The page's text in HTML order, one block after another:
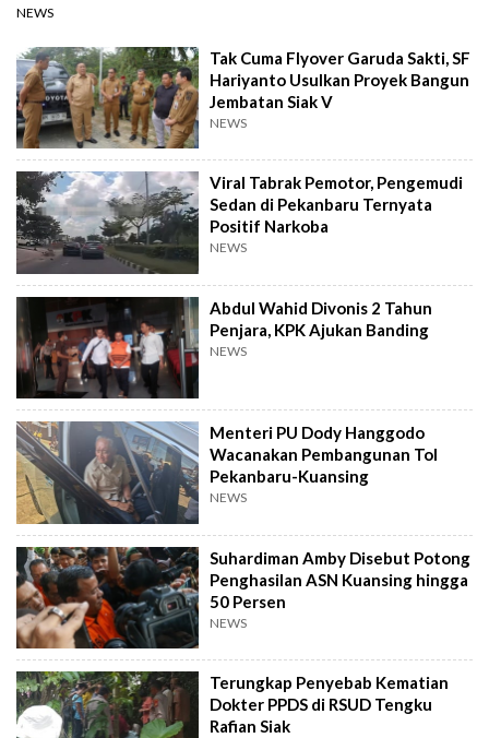
NEWS
Tak Cuma Flyover Garuda Sakti, SF
Hariyanto Usulkan Proyek Bangun
Jembatan Siak V
NEWS
Viral Tabrak Pemotor, Pengemudi
Sedan di Pekanbaru Ternyata
Positif Narkoba
NEWS
Abdul Wahid Divonis 2 Tahun
Penjara, KPK Ajukan Banding
NEWS
Menteri PU Dody Hanggodo
Wacanakan Pembangunan Tol
Pekanbaru-Kuansing
NEWS
Suhardiman Amby Disebut Potong
Penghasilan ASN Kuansing hingga
50 Persen
NEWS
Terungkap Penyebab Kematian
Dokter PPDS di RSUD Tengku
Rafian Siak